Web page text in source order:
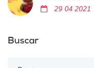
29 04 2021
Buscar